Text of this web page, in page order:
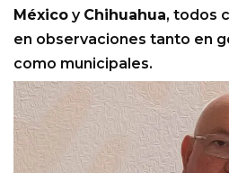
México y Chihuahua, todos
en observaciones tanto en
como municipales.